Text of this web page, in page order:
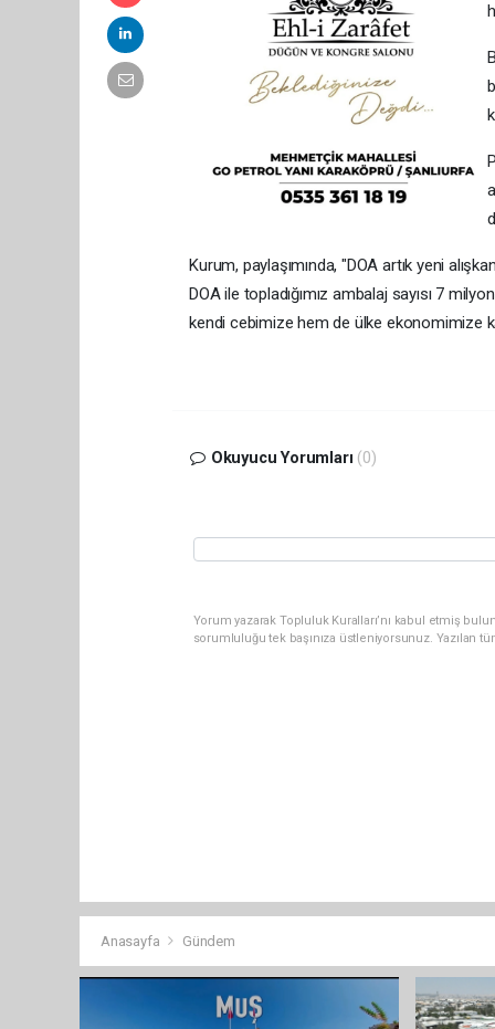
Kurum, paylaşımında, "DOA artık yeni
DOA ile topladığımız ambalaj sayısı 7
kendi cebimize hem de ülke ekonomimize
Okuyucu Yorumları (0)
Yorum yazarak Topluluk Kuralları’nı kabul etmiş
sorumluluğu tek başınıza üstleniyorsunuz.
Anasayfa Gündem